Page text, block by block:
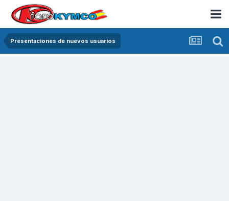
Presentaciones de nuevos usuarios